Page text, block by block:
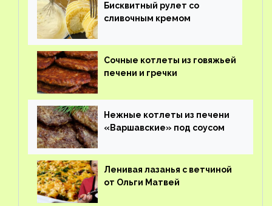
Бисквитный рулет со
сливочным кремом
Сочные котлеты из говяжьей
печени и гречки
Нежные котлеты из печени
«Варшавские» под соусом
Ленивая лазанья с ветчиной
от Ольги Матвей